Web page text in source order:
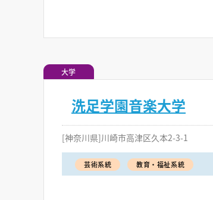
大学
洗足学園音楽大学
[神奈川県]川崎市高津区久本2-3-1
芸術系統 教育・福祉系統